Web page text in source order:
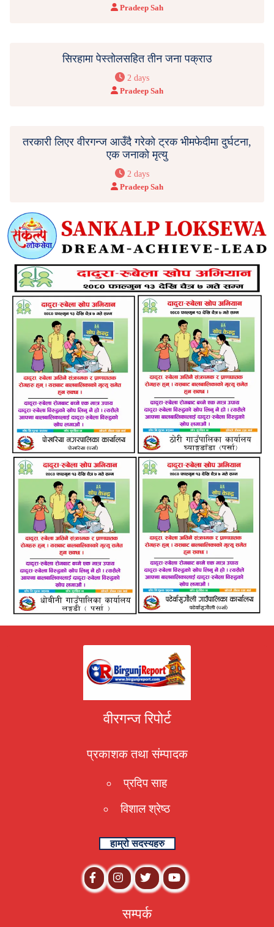
Pradeep Sah
सिरहामा पेस्तोलसहित तीन जना पक्राउ
2 days
Pradeep Sah
तरकारी लिएर वीरगन्ज आउँदै गरेको ट्रक भीमफेदीमा दुर्घटना,
एक जनाको मृत्यु
2 days
Pradeep Sah
वीरगन्ज रिपोर्ट
प्रकाशक तथा संम्पादक
प्रदिप साह
विशाल श्रेष्ठ
हाम्रो सदस्यहरु
सम्पर्क